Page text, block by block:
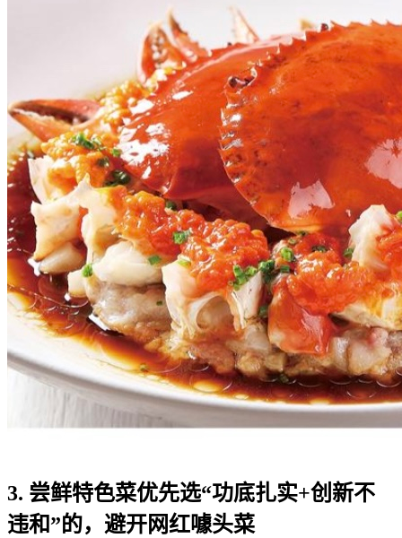
3. 尝鲜特色菜优先选“功底扎实+创新不
违和”的，避开网红噱头菜